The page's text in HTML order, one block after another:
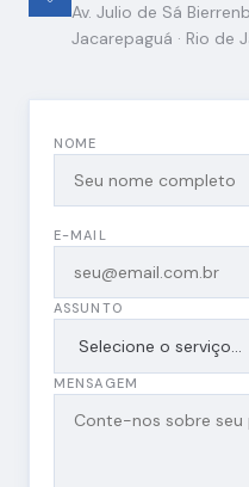
Av. Julio de Sá
Jacarepaguá · Rio de
NOME
E-MAIL
ASSUNTO
MENSAGEM